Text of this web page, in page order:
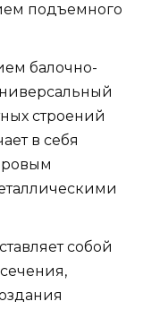
подъемного
балочно-
строений
в себя
собой